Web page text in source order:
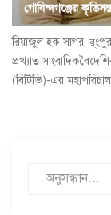
গোবিন্দগঞ্জের
রিয়াজুল হক সাগর,
প্রখ্যাত
(বিটিভি)-এর